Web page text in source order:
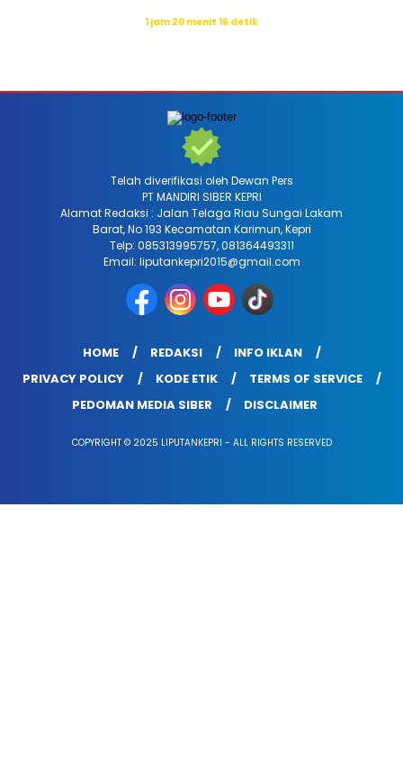
1 jam 20 menit 14 detik
Telah diverifikasi oleh Dewan Pers
PT MANDIRI SIBER KEPRI
Alamat Redaksi : Jalan Telaga Riau Sungai Lakam
Barat, No 193 Kecamatan Karimun, Kepri
Telp: 085313995757, 081364493311
Email: liputankepri2015@gmail.com
HOME REDAKSI
INFO IKLAN
PRIVACY POLICY
KODE ETIK
TERMS OF SERVICE
PEDOMAN MEDIA SIBER
DISCLAIMER
COPYRIGHT © 2025 LIPUTANKEPRI - ALL RIGHTS RESERVED